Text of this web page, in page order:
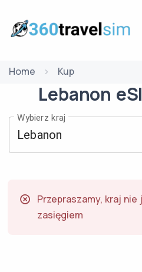
Home Kup
Lebanon
Wybierz kraj
Przepraszamy, kraj
zasięgiem